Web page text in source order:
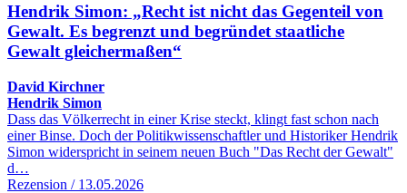
Hendrik Simon: „Recht ist nicht das Gegenteil von
Gewalt. Es begrenzt und begründet staatliche
Gewalt gleichermaßen“
David Kirchner
Hendrik Simon
Dass das Völkerrecht in einer Krise steckt, klingt fast schon nach
einer Binse. Doch der Politikwissenschaftler und Historiker Hendrik
Simon widerspricht in seinem neuen Buch "Das Recht der Gewalt"
d…
Rezension / 13.05.2026